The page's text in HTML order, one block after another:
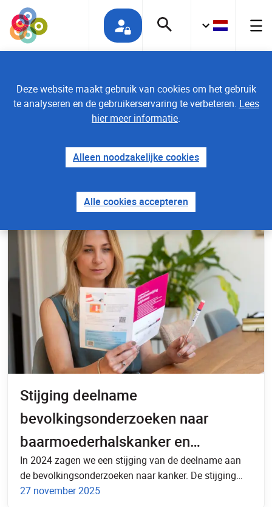
Deze website maakt gebruik van cookies om het gebruik
te analyseren en de gebruikerservaring te verbeteren. Lees
hier meer informatie.
Alleen noodzakelijke cookies
Alle cookies accepteren
Nieuws
Stijging deelname
bevolkingsonderzoeken naar
baarmoederhalskanker en
darmkanker
In 2024 zagen we een stijging van de deelname aan
de bevolkingsonderzoeken naar kanker. De stijging…
27 november 2025